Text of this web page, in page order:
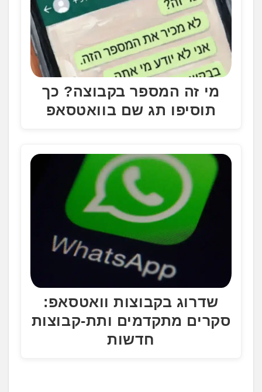
מי זה המספר בקבוצה? כך
תוסיפו תג שם בוואטסאפ
שדרוג בקבוצות וואטסאפ:
סקרים מתקדמים ותת-קבוצות
חדשות